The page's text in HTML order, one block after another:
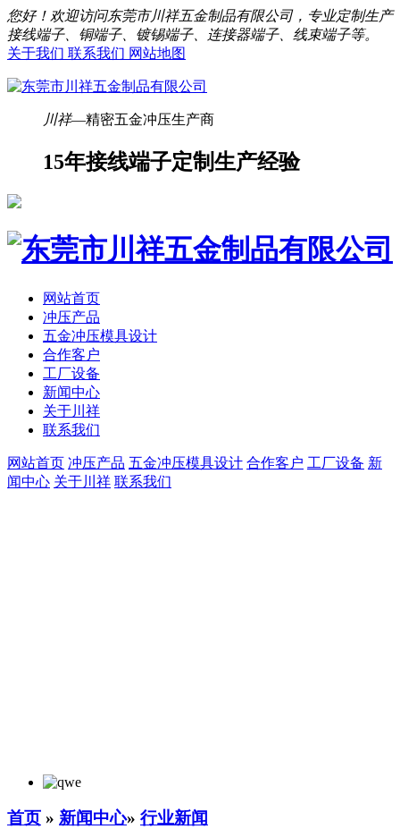
您好！欢迎访问东莞市川祥五金制品有限公司，专业定制生产
接线端子、铜端子、镀锡端子、连接器端子、线束端子等。
关于我们 联系我们 网站地图
川祥—精密五金冲压生产商
15年接线端子定制生产经验
网站首页
冲压产品
五金冲压模具设计
合作客户
工厂设备
新闻中心
关于川祥
联系我们
网站首页 冲压产品 五金冲压模具设计 合作客户 工厂设备 新
闻中心 关于川祥 联系我们
首页 » 新闻中心» 行业新闻